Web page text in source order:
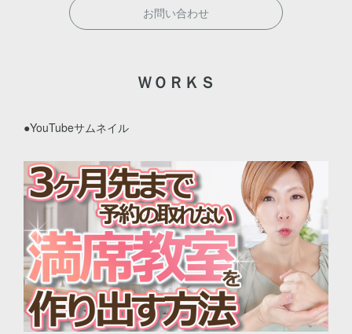
お問い合わせ
ＷＯＲＫＳ
●YouTubeサムネイル